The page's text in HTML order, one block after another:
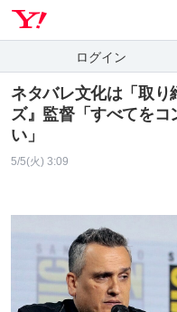
ログイン
ネタバレ文化は「取
ズ』監督「すべてを
い」
5/5(火) 3:09